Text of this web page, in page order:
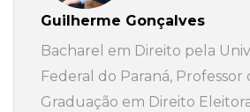
Guilherme Gonçalves
Bacharel em Direito pela
Federal do Paraná, Professor
Graduação em Direito